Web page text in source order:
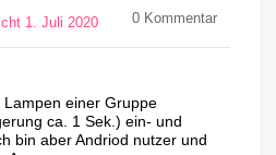
1. Juli 2020 0 Kommentar
einer Gruppe
ca. 1 Sek.) ein- und
bin aber Andriod nutzer und